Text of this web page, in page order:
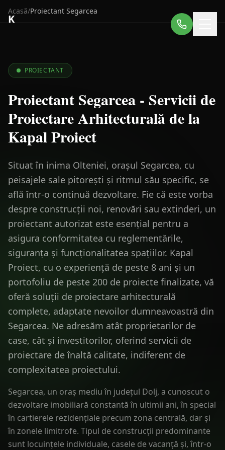
K
Acasă/Proiectant Segarcea
PROIECTANT
Proiectant Segarcea - Servicii de
Proiectare Arhitecturală de la
Kapal Proiect
Situat în inima Olteniei, orașul Segarcea, cu
peisajele sale pitorești și ritmul său specific, se
află într-o continuă dezvoltare. Fie că este vorba
despre construcții noi, renovări sau extinderi, un
proiectant autorizat este esențial pentru a
asigura conformitatea cu reglementările,
siguranța și funcționalitatea spațiilor. Kapal
Proiect, cu o experiență de peste 8 ani și un
portofoliu de peste 200 de proiecte finalizate, vă
oferă soluții de proiectare arhitecturală
complete, adaptate nevoilor dumneavoastră din
Segarcea. Ne adresăm atât proprietarilor de
case, cât și investitorilor, oferind servicii de
proiectare de înaltă calitate, indiferent de
complexitatea proiectului.
Segarcea, un oraș mediu în județul Dolj, a cunoscut o
dezvoltare imobiliară constantă în ultimii ani, în special
în cartierele rezidențiale precum zona centrală, dar și
în zonele limitrofe. Tipul de construcții predominante
sunt locuințele individuale, casele de vacanță și, într-o